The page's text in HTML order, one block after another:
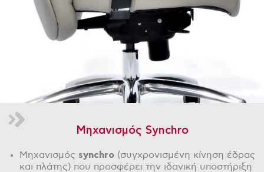
Μηχανισμός Synchro
Μηχανισμός synchro (συγχρονισμένη κίνηση έδρας
και πλάτης) που προσφέρει την ιδανική υποστήριξη